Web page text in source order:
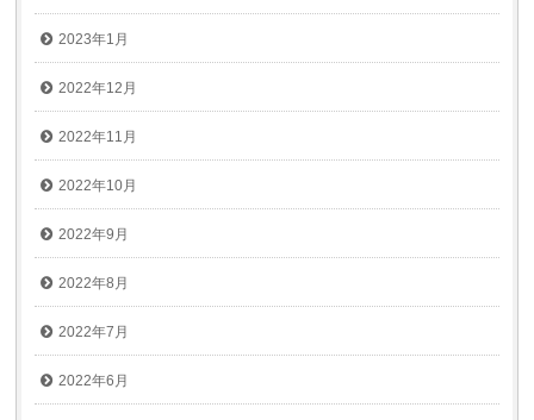
2023年1月
2022年12月
2022年11月
2022年10月
2022年9月
2022年8月
2022年7月
2022年6月